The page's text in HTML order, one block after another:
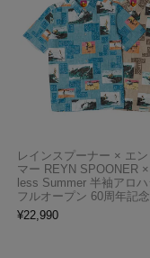
レインスプーナー × エ
マー REYN SPOONER
less Summer 半袖アロ
フルオープン 60周年記
¥22,990